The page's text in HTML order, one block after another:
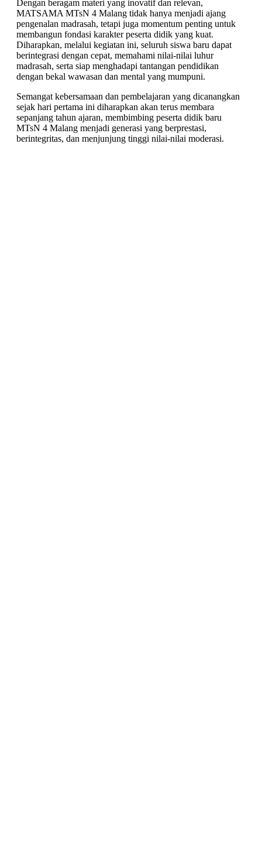
Dengan beragam materi yang inovatif dan relevan,
MATSAMA MTsN 4 Malang tidak hanya menjadi ajang
pengenalan madrasah, tetapi juga momentum penting untuk
membangun fondasi karakter peserta didik yang kuat.
Diharapkan, melalui kegiatan ini, seluruh siswa baru dapat
berintegrasi dengan cepat, memahami nilai-nilai luhur
madrasah, serta siap menghadapi tantangan pendidikan
dengan bekal wawasan dan mental yang mumpuni.
Semangat kebersamaan dan pembelajaran yang dicanangkan
sejak hari pertama ini diharapkan akan terus membara
sepanjang tahun ajaran, membimbing peserta didik baru
MTsN 4 Malang menjadi generasi yang berprestasi,
berintegritas, dan menjunjung tinggi nilai-nilai moderasi.